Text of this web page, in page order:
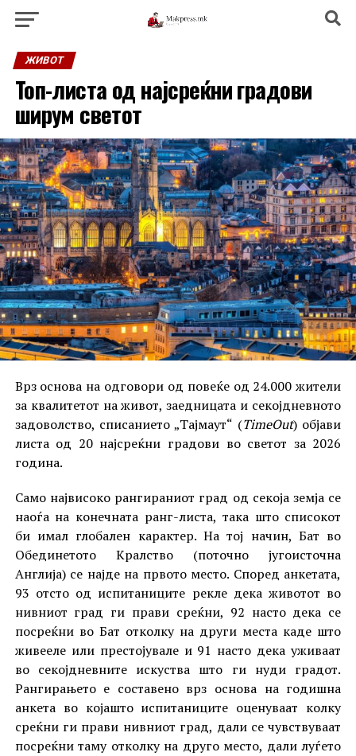
ЖИВОТ
Топ-листа од најсреќни градови
ширум светот
Врз основа на одговори од повеќе од 24.000 жители
за квалитетот на живот, заедницата и секојдневното
задоволство, списанието „Тајмаут“ (TimeOut) објави
листа од 20 најсреќни градови во светот за 2026
година.
Само највисоко рангираниот град од секоја земја се
наоѓа на конечната ранг-листа, така што списокот
би имал глобален карактер. На тој начин, Бат во
Обединетото Кралство (поточно југоисточна
Англија) се најде на првото место. Според анкетата,
93 отсто од испитаниците рекле дека животот во
нивниот град ги прави среќни, 92 насто дека се
посреќни во Бат отколку на други места каде што
живееле или престојувале и 91 насто дека уживаат
во секојдневните искуства што ги нуди градот.
Рангирањето е составено врз основа на годишна
анкета во којашто испитаниците оценуваат колку
среќни ги прави нивниот град, дали се чувствуваат
посреќни таму отколку на друго место, дали луѓето